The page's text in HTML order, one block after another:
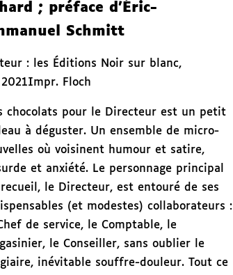
; préface d'Éric-
Schmitt
: les Éditions Noir sur blanc,
2021Impr. Floch
chocolats pour le Directeur est un petit
à déguster. Un ensemble de micro-
où voisinent humour et satire,
et anxiété. Le personnage principal
le Directeur, est entouré de ses
(et modestes) collaborateurs :
de service, le Comptable, le
le Conseiller, sans oublier le
inévitable souffre-douleur. Tout ce